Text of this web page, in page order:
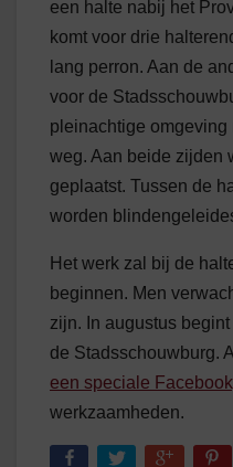
een halte nabij het
komt voor drie
lang perron. Aan de
voor de
pleinachtige omgeving
weg. Aan beide zijden
geplaatst. Tussen de
worden
Het werk zal bij de
beginnen. Men
zijn. In augustus
de Stadsschouwburg.
een speciale
werkzaamheden.